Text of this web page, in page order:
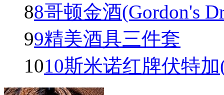
88哥顿金酒(Gordon's
99精美酒具三件套
1010斯米诺红牌伏特